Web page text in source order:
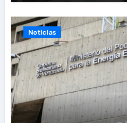
Noticias